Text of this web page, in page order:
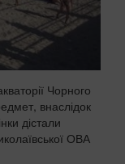
Чорного
внаслідок
дістали
ОВА